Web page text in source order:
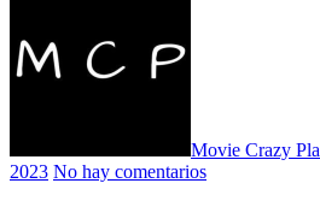
Movie Crazy
2023 No hay comentarios